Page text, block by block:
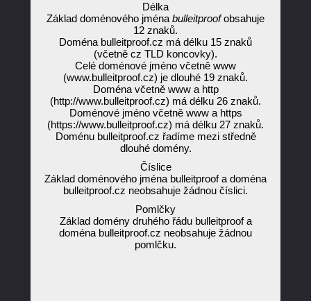
Délka
Základ doménového jména bulleitproofobsahuje
12 znaků.
Doména bulleitproof.cz má délku 15 znaků
(včetně cz TLD koncovky).
Celé doménové jméno včetně www
(www.bulleitproof.cz) je dlouhé 19 znaků.
Doména včetně www a http
(http://www.bulleitproof.cz) má délku 26 znaků.
Doménové jméno včetně www a https
(https://www.bulleitproof.cz) má délku 27 znaků.
Doménu bulleitproof.cz řadíme mezi středně
dlouhé domény.
Číslice
Základ doménového jména bulleitproof a doména
bulleitproof.cz neobsahuje žádnou číslici.
Pomlčky
Základ domény druhého řádu bulleitproof a
doména bulleitproof.cz neobsahuje žádnou
pomlčku.